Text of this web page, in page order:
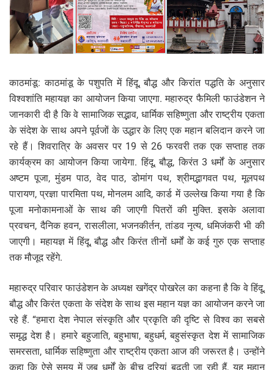
काठमांडू: काठमांडू के पशुपति में हिंदू, बौद्ध और किरांत पद्धति के अनुसार
विश्वशांति महायज्ञ का आयोजन किया जाएगा. महारुद्र फैमिली फाउंडेशन ने
जानकारी दी है कि वे सामाजिक सद्भाव, धार्मिक सहिष्णुता और राष्ट्रीय एकता
के संदेश के साथ अपने पूर्वजों के उद्धार के लिए एक महान बलिदान करने जा
रहे हैं। शिवरात्रि के अवसर पर 19 से 26 फरवरी तक एक सप्ताह तक
कार्यक्रम का आयोजन किया जायेगा. हिंदू, बौद्ध, किरंत 3 धर्मों के अनुसार
अष्टम पूजा, मुंडम पाठ, वेद पाठ, डोमांग पथ, श्रीमद्भागवत पथ, मूलपथ
पारायण, प्रज्ञा पारमिता पथ, मोनलम आदि, कार्ड में उल्लेख किया गया है कि
पूजा मनोकामनाओं के साथ की जाएगी पितरों की मुक्ति. इसके अलावा
प्रवचन, दैनिक हवन, रासलीला, भजनकीर्तन, तांडव नृत्य, धमिजंकरी भी की
जाएगी। महायज्ञ में हिंदू, बौद्ध और किरंत तीनों धर्मों के कई गुरु एक सप्ताह
तक मौजूद रहेंगे.
महारुद्र परिवार फाउंडेशन के अध्यक्ष खगेंद्र पोखरेल का कहना है कि वे हिंदू,
बौद्ध और किरंत एकता के संदेश के साथ इस महान यज्ञ का आयोजन करने जा
रहे हैं. “हमारा देश नेपाल संस्कृति और प्रकृति की दृष्टि से विश्व का सबसे
समृद्ध देश है। हमारे बहुजाति, बहुभाषा, बहुधर्म, बहुसंस्कृत देश में सामाजिक
समरसता, धार्मिक सहिष्णुता और राष्ट्रीय एकता आज की जरूरत है। उन्होंने
कहा कि ऐसे समय में जब धर्मों के बीच दूरियां बढ़ती जा रही हैं, यह महान